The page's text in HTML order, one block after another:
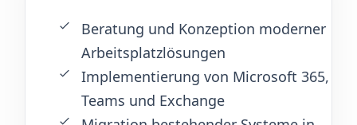
Beratung und Konzeption moderner
Arbeitsplatzlösungen
Implementierung von Microsoft 365,
Teams und Exchange